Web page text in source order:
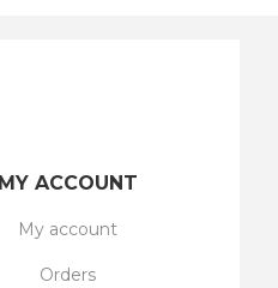
MY ACCOUNT
My account
Orders